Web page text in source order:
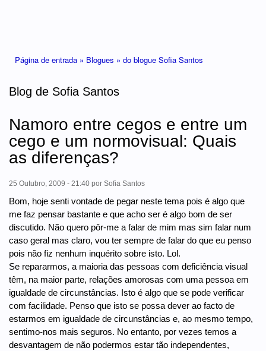
Página de entrada » Blogues » do blogue Sofia Santos
Blog de Sofia Santos
Namoro entre cegos e entre um
cego e um normovisual: Quais
as diferenças?
25 Outubro, 2009 - 21:40 por Sofia Santos
Bom, hoje senti vontade de pegar neste tema pois é algo que
me faz pensar bastante e que acho ser é algo bom de ser
discutido. Não quero pôr-me a falar de mim mas sim falar num
caso geral mas claro, vou ter sempre de falar do que eu penso
pois não fiz nenhum inquérito sobre isto. Lol.
Se repararmos, a maioria das pessoas com deficiência visual
têm, na maior parte, relações amorosas com uma pessoa em
igualdade de circunstâncias. Isto é algo que se pode verificar
com facilidade. Penso que isto se possa dever ao facto de
estarmos em igualdade de circunstâncias e, ao mesmo tempo,
sentimo-nos mais seguros. No entanto, por vezes temos a
desvantagem de não podermos estar tão independentes,